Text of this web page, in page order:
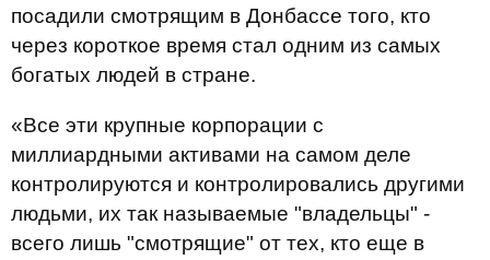
посадили смотрящим в Донбассе того, кто
через короткое время стал одним из самых
богатых людей в стране.
«Все эти крупные корпорации с
миллиардными активами на самом деле
контролируются и контролировались другими
людьми, их так называемые "владельцы" -
всего лишь "смотрящие" от тех, кто еще в